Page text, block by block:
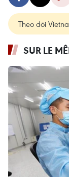
Theo dõi
SUR LE